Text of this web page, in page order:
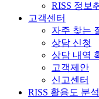
RISS 정보
고객센터
자주 찾는
상담 신청
상담 내역
고객제안
신고센터
RISS 활용도 분석